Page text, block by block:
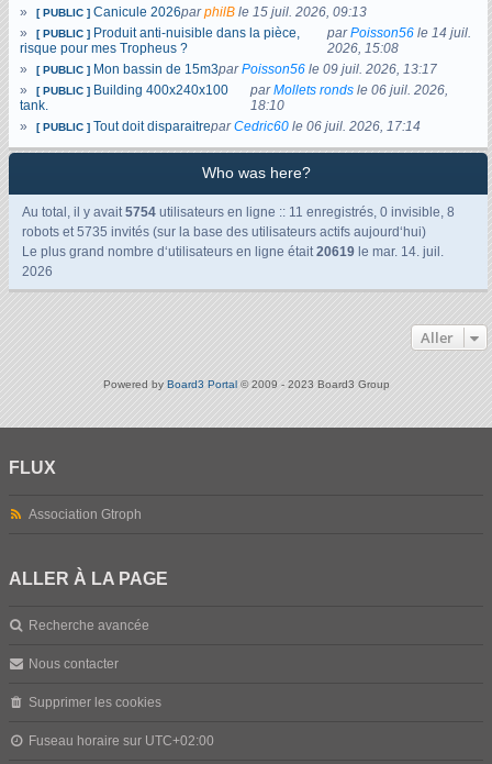
»
[ PUBLIC ]Canicule 2026parphilB le 15 juil. 2026, 09:13
»
[ PUBLIC ] Produit anti-nuisible dans la pièce,
risque pour mes Tropheus ?
parPoisson56 le 14 juil.
2026, 15:08
»
[ PUBLIC ] Mon bassin de 15m3parPoisson56 le09 juil. 2026, 13:17
»
[ PUBLIC ] Building 400x240x100
tank.
parMollets ronds le06 juil. 2026,
18:10
»
[ PUBLIC ] Tout doit disparaitreparCedric60 le06 juil. 2026, 17:14
Who was here?
Au total, il y avait 5754 utilisateurs en ligne :: 11 enregistrés, 0 invisible, 8
robots et 5735 invités (sur la base des utilisateurs actifs aujourd‘hui)
Le plus grand nombre d‘utilisateurs en ligne était 20619 le mar. 14. juil.
2026
Aller
Powered by Board3 Portal© 2009 - 2023 Board3 Group
FLUX
Association Gtroph
ALLER À LA PAGE
Recherche avancée
Nous contacter
Supprimer les cookies
Fuseau horaire sur UTC+02:00